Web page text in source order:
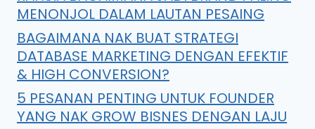
MENONJOL DALAM LAUTAN PESAING
BAGAIMANA NAK BUAT STRATEGI
DATABASE MARKETING DENGAN EFEKTIF
& HIGH CONVERSION?
5 PESANAN PENTING UNTUK FOUNDER
YANG NAK GROW BISNES DENGAN LAJU